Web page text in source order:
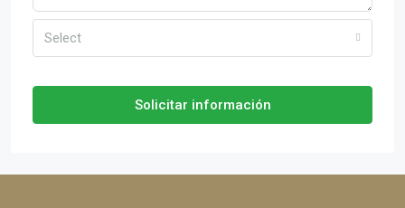
Select
Solicitar información